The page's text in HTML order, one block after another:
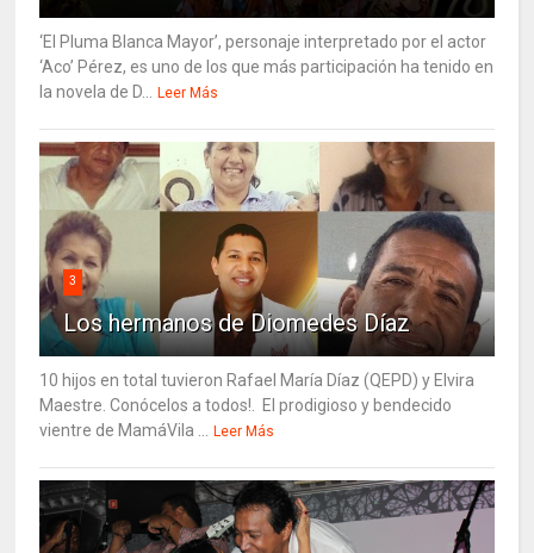
‘El Pluma Blanca Mayor’, personaje interpretado por el actor
‘Aco’ Pérez, es uno de los que más participación ha tenido en
la novela de D...
Leer Más
3
Los hermanos de Diomedes Díaz
10 hijos en total tuvieron Rafael María Díaz (QEPD) y Elvira
Maestre. Conócelos a todos!. El prodigioso y bendecido
vientre de MamáVila ...
Leer Más